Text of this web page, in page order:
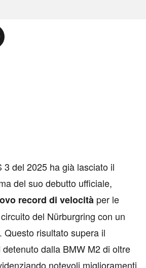
3 del 2025 ha già lasciato il
del suo debutto ufficiale,
record di velocità per le
del Nürburgring con un
Questo risultato supera il
dalla BMW M2 di oltre
notevoli miglioramenti